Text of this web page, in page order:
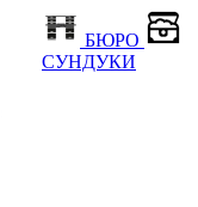
БЮРО
СУНДУКИ